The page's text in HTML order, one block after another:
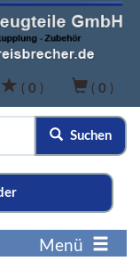
( 0 ) ( 0 )
Suchen
Menü